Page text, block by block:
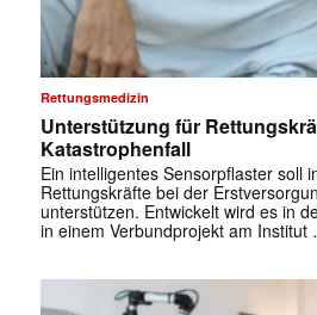
Rettungsmedizin
Unterstützung für
Katastrophenfall
Ein intelligentes Sensorpflaster soll
Rettungskräfte bei der
unterstützen. Entwickelt wird es in
in einem Verbundprojekt am